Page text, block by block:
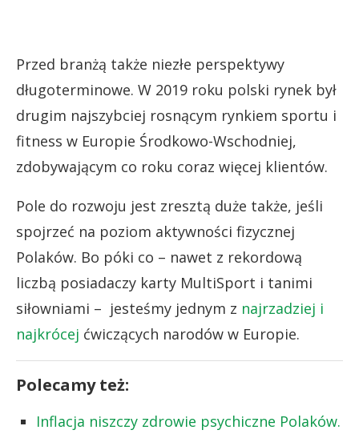
Przed branżą także niezłe perspektywy
długoterminowe. W 2019 roku polski rynek był
drugim najszybciej rosnącym rynkiem sportu i
fitness w Europie Środkowo-Wschodniej,
zdobywającym co roku coraz więcej klientów.
Pole do rozwoju jest zresztą duże także, jeśli
spojrzeć na poziom aktywności fizycznej
Polaków. Bo póki co – nawet z rekordową
liczbą posiadaczy karty MultiSport i tanimi
siłowniami – jesteśmy jednym z najrzadziej i
najkrócej ćwiczących narodów w Europie.
Polecamy też:
Inflacja niszczy zdrowie psychiczne Polaków.